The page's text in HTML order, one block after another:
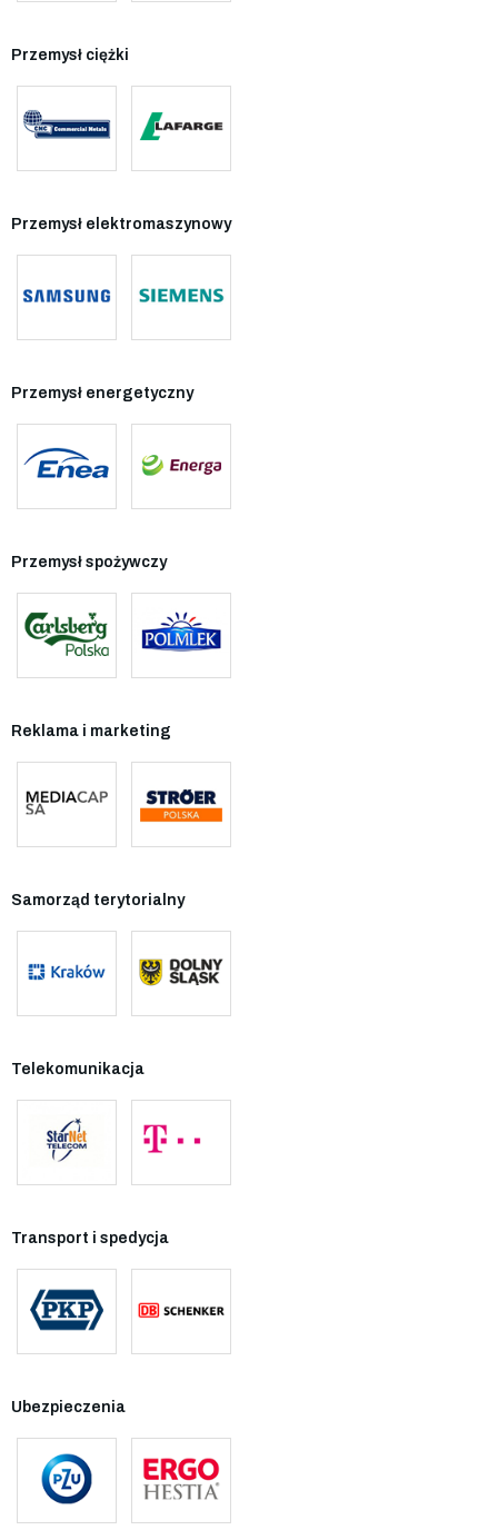
Przemysł ciężki
Przemysł elektromaszynowy
Przemysł energetyczny
Przemysł spożywczy
Reklama i marketing
Samorząd terytorialny
Telekomunikacja
Transport i spedycja
Ubezpieczenia